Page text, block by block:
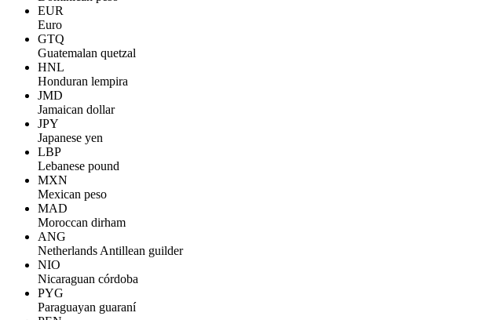
EUR
Euro
GTQ
Guatemalan quetzal
HNL
Honduran lempira
JMD
Jamaican dollar
JPY
Japanese yen
LBP
Lebanese pound
MXN
Mexican peso
MAD
Moroccan dirham
ANG
Netherlands Antillean guilder
NIO
Nicaraguan córdoba
PYG
Paraguayan guaraní